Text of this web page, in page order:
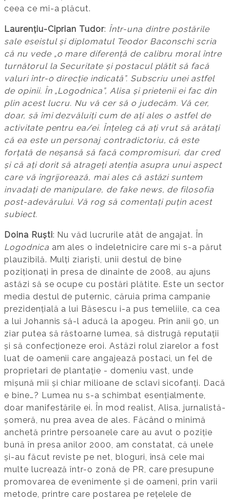
ceea ce mi-a plăcut.
Laurențiu-Ciprian Tudor: Într-una dintre postările
sale eseistul și diplomatul Teodor Baconschi scria
că nu vede „o mare diferență de calibru moral între
turnătorul la Securitate și postacul plătit să facă
valuri într-o direcție indicată”. Subscriu unei astfel
de opinii. În „Logodnica”, Alisa și prietenii ei fac din
plin acest lucru. Nu vă cer să o judecăm. Vă cer,
doar, să îmi dezvăluiți cum de ați ales o astfel de
activitate pentru ea/ei. Înțeleg că ați vrut să arătați
că ea este un personaj contradictoriu, că este
forțată de neșansă să facă compromisuri, dar cred
și că ați dorit să atrageți atenția asupra unui aspect
care vă îngrijorează, mai ales că astăzi suntem
invadați de manipulare, de fake news, de filosofia
post-adevărului. Vă rog să comentați puțin acest
subiect.
Doina Ruști: Nu văd lucrurile atât de angajat. În
Logodnica am ales o îndeletnicire care mi s-a părut
plauzibilă. Mulți ziariști, unii destul de bine
poziționați în presa de dinainte de 2008, au ajuns
astăzi să se ocupe cu postări plătite. Este un sector
media destul de puternic, căruia prima campanie
prezidențială a lui Băsescu i-a pus temeliile, ca cea
a lui Johannis să-l aducă la apogeu. Prin anii 90, un
ziar putea să răstoarne lumea, să distrugă reputații
și să confecționeze eroi. Astăzi rolul ziarelor a fost
luat de oamenii care angajează postaci, un fel de
proprietari de plantație - domeniu vast, unde
mișună mii și chiar milioane de sclavi sicofanți. Dacă
e bine…? Lumea nu s-a schimbat esențialmente,
doar manifestările ei. În mod realist, Alisa, jurnalistă-
șomeră, nu prea avea de ales. Făcând o minimă
anchetă printre persoanele care au avut o poziție
bună în presa anilor 2000, am constatat, că unele
și-au făcut reviste pe net, bloguri, însă cele mai
multe lucrează într-o zonă de PR, care presupune
promovarea de evenimente și de oameni, prin varii
metode, printre care postarea pe rețelele de